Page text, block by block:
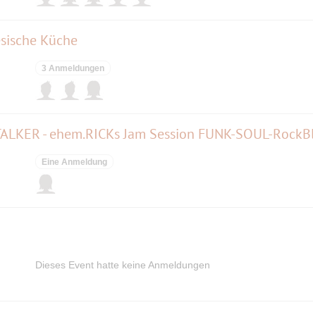
Küche
3 Anmeldungen
Eine Anmeldung
Dieses Event hatte keine Anmeldungen